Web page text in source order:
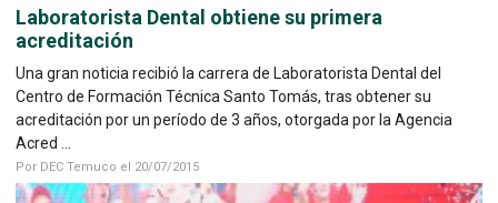
Laboratorista Dental obtiene su primera
acreditación
Una gran noticia recibió la carrera de Laboratorista Dental del
Centro de Formación Técnica Santo Tomás, tras obtener su
acreditación por un período de 3 años, otorgada por la Agencia
Acred ...
Por DEC Temuco el 20/07/2015